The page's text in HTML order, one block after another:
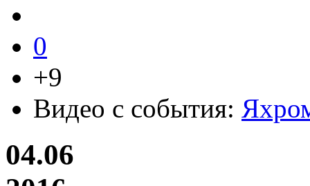
0
+9
Видео с события:
04.06